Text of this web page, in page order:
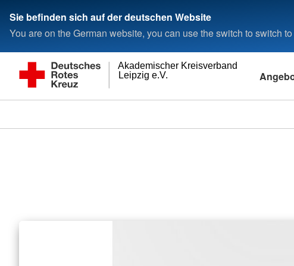
Sie befinden sich auf der deutschen Website
You are on the German website, you can use the switch to switch
Leipzig e.V.
Akademischer Kreisverband